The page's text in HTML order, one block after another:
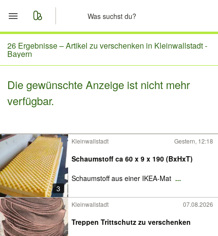
Start
Merkliste
Nachrichten
26 Ergebnisse –Artikel zu verschenken in Kleinwallstadt -
Bayern
Die gewünschte Anzeige ist nicht mehr
verfügbar.
3
Kleinwallstadt Gestern, 12:18
Schaumstoff ca 60 x 9 x 190 (BxHxT)
Schaumstoff aus einer IKEA-Mat ...
Kleinwallstadt 07.08.2026
Treppen Trittschutz zu verschenken